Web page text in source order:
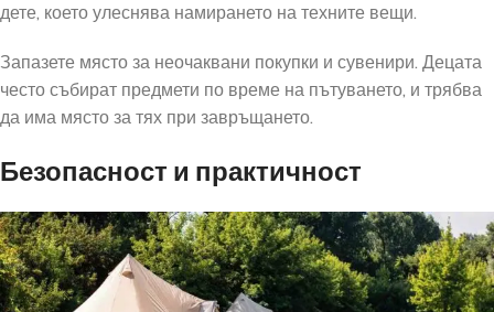
дете, което улеснява намирането на техните вещи.
Запазете място за неочаквани покупки и сувенири. Децата
често събират предмети по време на пътуването, и трябва
да има място за тях при завръщането.
Безопасност и практичност